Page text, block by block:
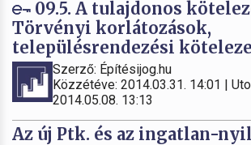
09.5. A tulajdonos
Törvényi korlátozások,
településrendezési
Szerző: Építésijog.hu
Közzétéve: 2014.03.31. 14:01 |
2014.05.08. 13:13
Az új Ptk. és az ingatlan-